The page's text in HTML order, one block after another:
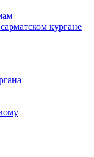
кургане